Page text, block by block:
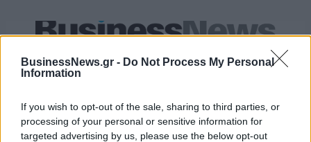
BusinessNews.gr - Do Not Process My Personal
Information
If you wish to opt-out of the sale, sharing to third parties, or
processing of your personal or sensitive information for
targeted advertising by us, please use the below opt-out
FTSE4Good
Alpha Bank: Για πρώτη φορά το Αρχαίο Θέατρο Επιδαύρου άνοιξε τις
πύλες του σε όλους